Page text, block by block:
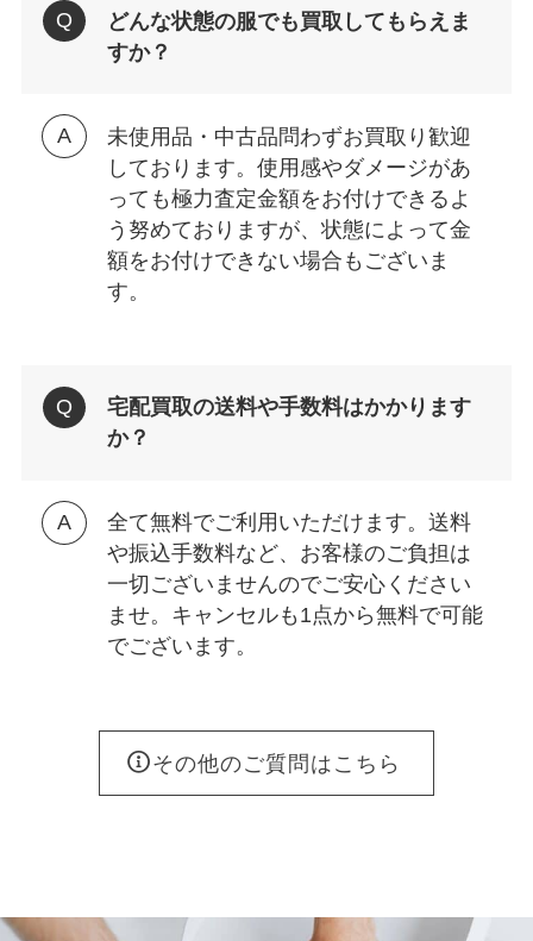
どんな状態の服でも買取してもらえま
すか？
未使用品・中古品問わずお買取り歓迎
しております。使用感やダメージがあ
っても極力査定金額をお付けできるよ
う努めておりますが、状態によって金
額をお付けできない場合もございま
す。
宅配買取の送料や手数料はかかります
か？
全て無料でご利用いただけます。送料
や振込手数料など、お客様のご負担は
一切ございませんのでご安心ください
ませ。キャンセルも1点から無料で可能
でございます。
その他のご質問はこちら